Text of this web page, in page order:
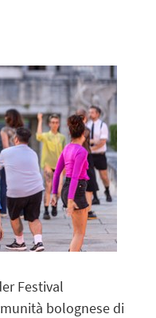
Festival
bolognese di